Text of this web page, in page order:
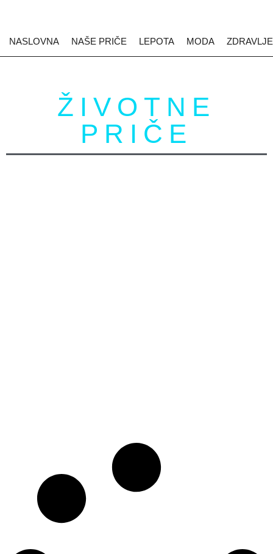
NASLOVNA NAŠE PRIČE LEPOTA MODA ZDRAVLJE
ŽIVOTNE
PRIČE